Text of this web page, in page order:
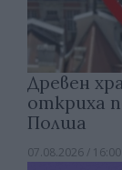
Древен
откриха
Полша
07.08.2026 / 16:00